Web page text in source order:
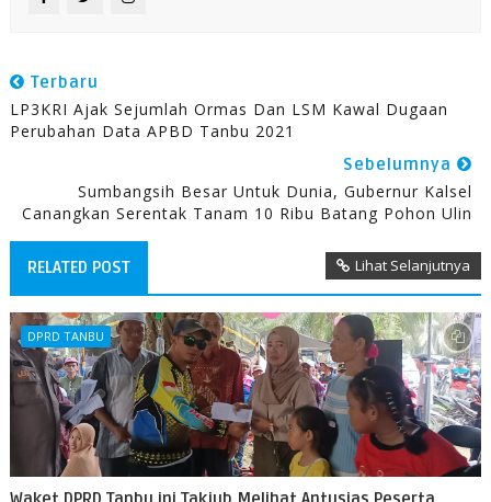
Terbaru
LP3KRI Ajak Sejumlah Ormas Dan LSM Kawal Dugaan
Perubahan Data APBD Tanbu 2021
Sebelumnya
Sumbangsih Besar Untuk Dunia, Gubernur Kalsel
Canangkan Serentak Tanam 10 Ribu Batang Pohon Ulin
RELATED POST Lihat Selanjutnya
DPRD TANBU